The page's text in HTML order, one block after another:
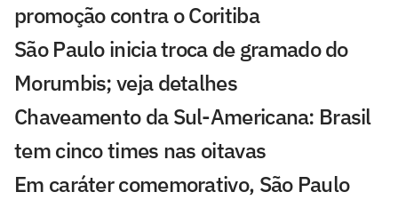
promoção contra o Coritiba
São Paulo inicia troca de gramado do
Morumbis; veja detalhes
Chaveamento da Sul-Americana: Brasil
tem cinco times nas oitavas
Em caráter comemorativo, São Paulo